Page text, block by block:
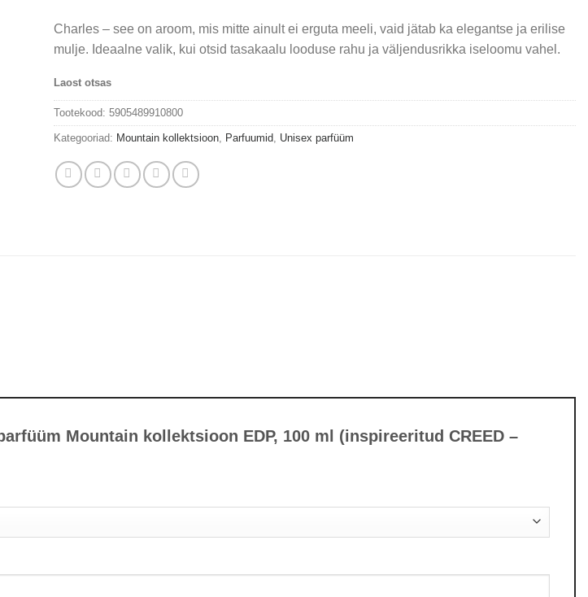
Charles – see on aroom, mis mitte ainult ei erguta meeli, vaid jätab ka elegantse ja erilise
mulje. Ideaalne valik, kui otsid tasakaalu looduse rahu ja väljendusrikka iseloomu vahel.
Laost otsas
Tootekood: 5905489910800
Kategooriad: Mountain kollektsioon, Parfuumid, Unisex parfüüm
Mountain kollektsioon EDP, 100 ml (inspireeritud CREED –